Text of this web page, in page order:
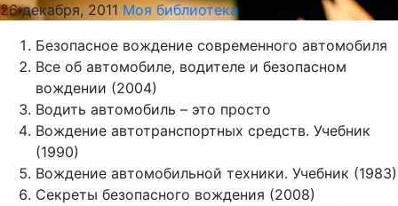
26 декабря, 2011 Моя библиотека
Безопасное вождение современного автомобиля
Все об автомобиле, водителе и безопасном
вождении (2004)
Водить автомобиль – это просто
Вождение автотранспортных средств. Учебник
(1990)
Вождение автомобильной техники. Учебник (1983)
Секреты безопасного вождения (2008)